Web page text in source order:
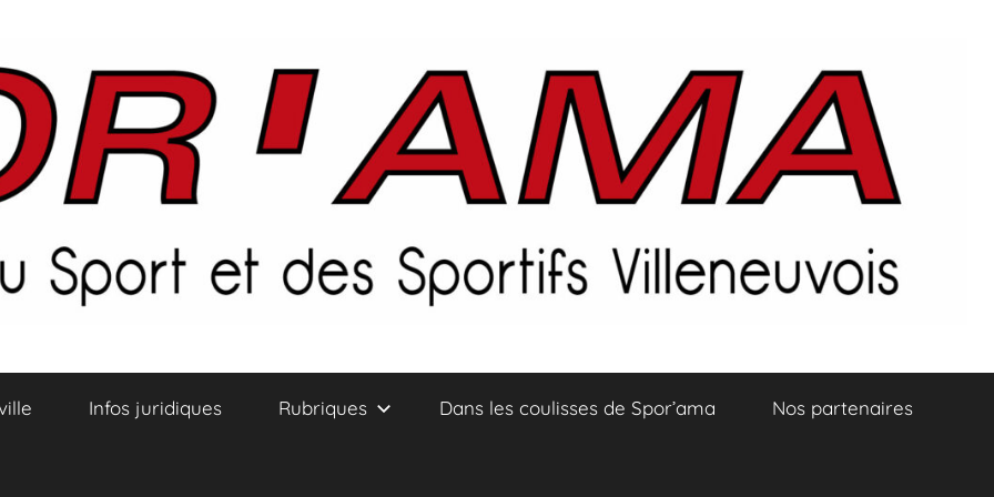
Infos juridiques Rubriques Dans les coulisses de Spor’ama Nos partenaires